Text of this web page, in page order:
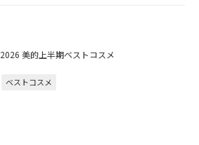
2026 美的上半期ベストコスメ
ベストコスメ